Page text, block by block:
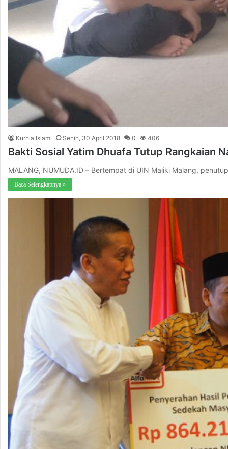
Kurnia Islami Senin, 30 April 2018 0 406
Bakti Sosial Yatim Dhuafa Tutup Rangkaian
MALANG, NUMUDA.ID – Bertempat di UIN Maliki Malang,
Baca Selengkapnya »